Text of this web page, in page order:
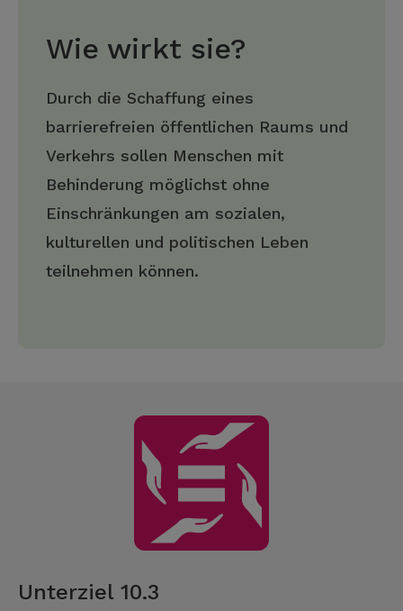
Wie wirkt sie?
Durch die Schaffung eines
barrierefreien öffentlichen Raums und
Verkehrs sollen Menschen mit
Behinderung möglichst ohne
Einschränkungen am sozialen,
kulturellen und politischen Leben
teilnehmen können.
Unterziel 10.3